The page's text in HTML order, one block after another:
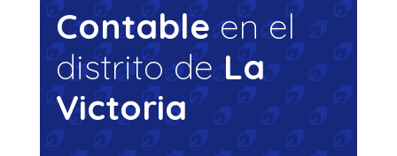
Contableen el
distrito deLa
Victoria